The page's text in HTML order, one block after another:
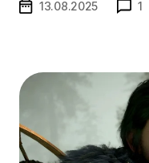
13.08.2025 1